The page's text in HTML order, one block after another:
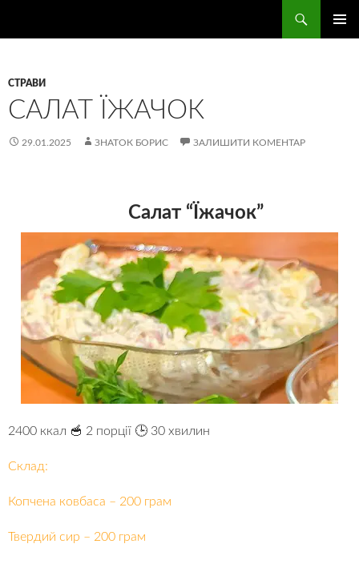
СТРАВИ
САЛАТ ЇЖАЧОК
29.01.2025 ЗНАТОК БОРИС ЗАЛИШИТИ КОМЕНТАР
Салат “Їжачок”
2400 ккал 🥣 2 порції 🕒 30 хвилин
Склад:
Копчена ковбаса – 200 грам
Твердий сир – 200 грам